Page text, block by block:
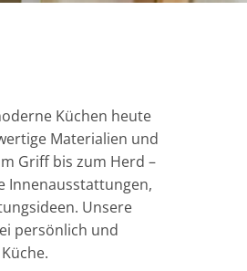
Küchen heute
Materialien und
Griff bis zum Herd –
Innenausstattungen,
Unsere
persönlich und